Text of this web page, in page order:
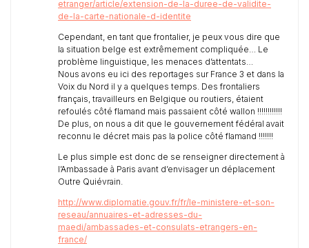
etranger/article/extension-de-la-duree-de-validite-
de-la-carte-nationale-d-identite
Cependant, en tant que frontalier, je peux vous dire que
la situation belge est extrêmement compliquée… Le
problème linguistique, les menaces d’attentats…
Nous avons eu ici des reportages sur France 3 et dans la
Voix du Nord il y a quelques temps. Des frontaliers
français, travailleurs en Belgique ou routiers, étaient
refoulés côté flamand mais passaient côté wallon !!!!!!!!!!!!
De plus, on nous a dit que le gouvernement fédéral avait
reconnu le décret mais pas la police côté flamand !!!!!!!
Le plus simple est donc de se renseigner directement à
l’Ambassade à Paris avant d’envisager un déplacement
Outre Quiévrain.
http://www.diplomatie.gouv.fr/fr/le-ministere-et-son-
reseau/annuaires-et-adresses-du-
maedi/ambassades-et-consulats-etrangers-en-
france/